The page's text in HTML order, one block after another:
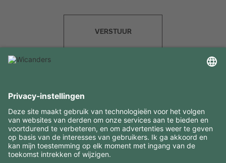
VERSTUUR
INTERESSANTE INFORMATIE
MIDDELEN
CONTACTEN